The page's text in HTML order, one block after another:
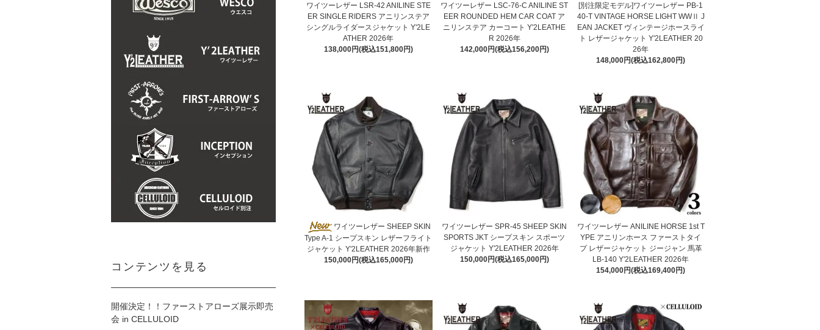
ワイツーレザー LSR-42 ANILINE STE
ER SINGLE RIDERS アニリンステア
シングルライダースジャケット Y'2LE
ATHER 2026年
138,000円(税込151,800円)
ワイツーレザー LSC-76-C ANILINE ST
EER ROUNDED HEM CAR COAT ア
ニリンステア カーコート Y'2LEATHE
R 2026年
142,000円(税込156,200円)
[別注限定モデル]ワイツーレザー PB-1
40-T VINTAGE HORSE LIGHT WWⅡ J
EAN JACKET ヴィンテージホースライ
ト レザージャケット Y'2LEATHER 20
26年
148,000円(税込162,800円)
ワイツーレザー SHEEP SKIN
Type A-1 シープスキン レザーフライト
ジャケット Y'2LEATHER 2026年新作
150,000円(税込165,000円)
ワイツーレザー SPR-45 SHEEP SKIN
SPORTS JKT シープスキン スポーツ
ジャケット Y'2LEATHER 2026年
150,000円(税込165,000円)
ワイツーレザー ANILINE HORSE 1st T
YPE アニリンホース ファーストタイ
プ レザージャケット ジージャン 馬革
LB-140 Y'2LEATHER 2026年
154,000円(税込169,400円)
コンテンツを見る
開催決定！！ファーストアローズ展示即売
会 in CELLULOID